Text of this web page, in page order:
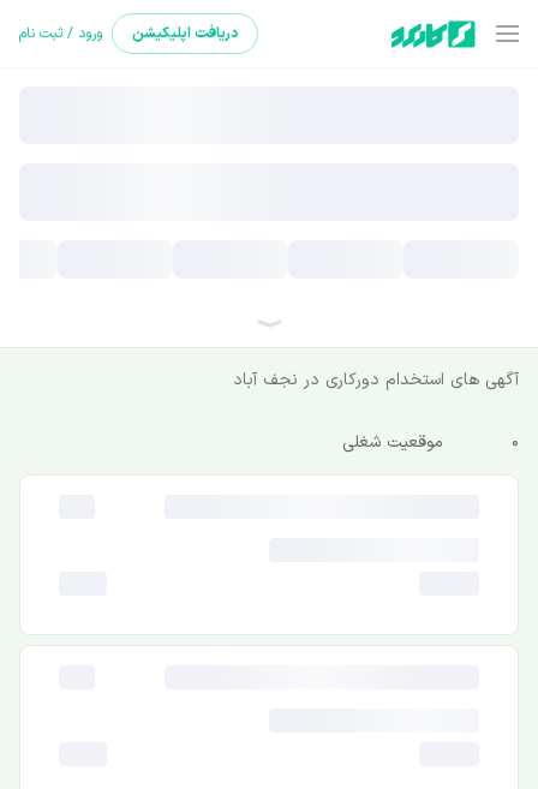
دریافت اپلیکیشن ورود / ثبت نام
آگهی های استخدام ‌دورکاری در نجف آباد
0 موقعیت شغلی